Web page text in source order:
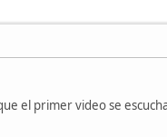
el primer video se